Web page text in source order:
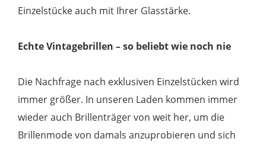
Einzelstücke auch mit Ihrer Glasstärke.
Echte Vintagebrillen – so beliebt wie noch nie
Die Nachfrage nach exklusiven Einzelstücken wird
immer größer. In unseren Laden kommen immer
wieder auch Brillenträger von weit her, um die
Brillenmode von damals anzuprobieren und sich